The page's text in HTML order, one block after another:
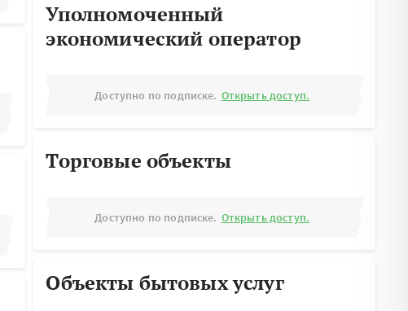
Уполномоченный
экономический оператор
Доступно по подписке. Открыть доступ.
Торговые объекты
Доступно по подписке. Открыть доступ.
Объекты бытовых услуг